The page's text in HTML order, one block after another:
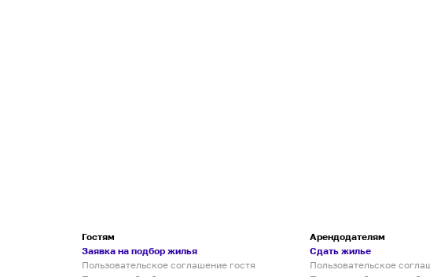
Гостям
Заявка на подбор жилья
Пользовательское соглашение гостя
Арендодателям
Сдать жилье
Пользовательское